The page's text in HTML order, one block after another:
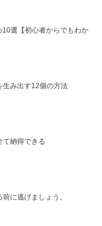
選【初心者からでもわか
生み出す12個の方法
て納得できる
に逃げましょう。